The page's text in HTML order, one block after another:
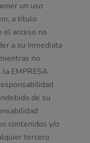
un uso
a título
el acceso no
a su inmediata
no
EMPRESA
de su
contenidos y/o
tercero